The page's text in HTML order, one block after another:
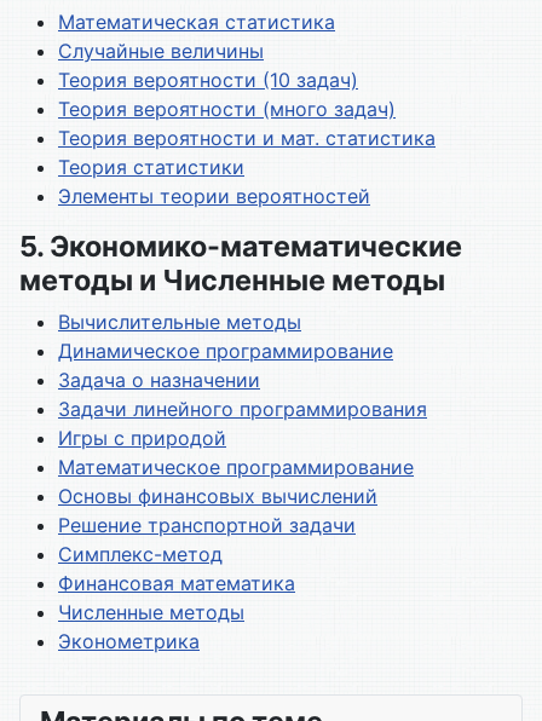
Математическая статистика
Случайные величины
Теория вероятности (10 задач)
Теория вероятности (много задач)
Теория вероятности и мат. статистика
Теория статистики
Элементы теории вероятностей
5. Экономико-математические
методы и Численные методы
Вычислительные методы
Динамическое программирование
Задача о назначении
Задачи линейного программирования
Игры с природой
Математическое программирование
Основы финансовых вычислений
Решение транспортной задачи
Симплекс-метод
Финансовая математика
Численные методы
Эконометрика